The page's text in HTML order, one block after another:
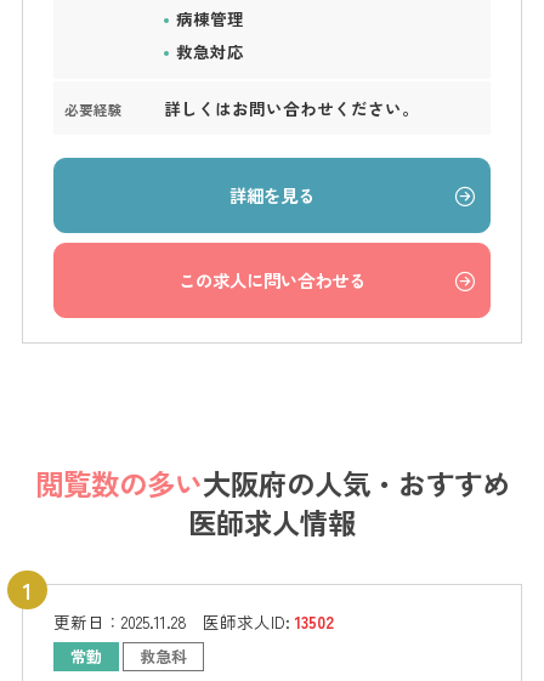
病棟管理
救急対応
必要経験 詳しくはお問い合わせください。
詳細を見る
この求人に問い合わせる
閲覧数の多い大阪府の人気・おすすめ
医師求人情報
更新日： 2025.11.28 医師求人ID:13502
常勤 救急科